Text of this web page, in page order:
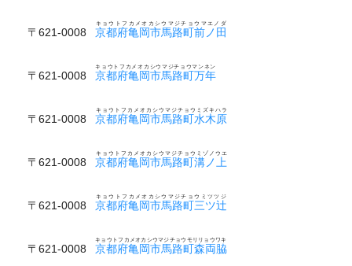
〒621-0008 京都府亀岡市馬路町前ノ田
キョウトフカメオカシウマジチョウマエノダ
〒621-0008 京都府亀岡市馬路町万年
キョウトフカメオカシウマジチョウマンネン
〒621-0008 京都府亀岡市馬路町水木原
キョウトフカメオカシウマジチョウミズキハラ
〒621-0008 京都府亀岡市馬路町溝ノ上
キョウトフカメオカシウマジチョウミゾノウエ
〒621-0008 京都府亀岡市馬路町三ツ辻
キョウトフカメオカシウマジチョウミツツジ
〒621-0008 京都府亀岡市馬路町森両脇
キョウトフカメオカシウマジチョウモリリョウワキ